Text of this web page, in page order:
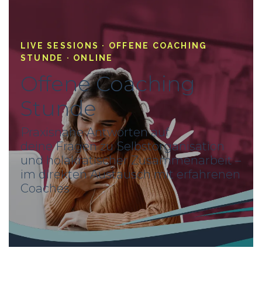
LIVE SESSIONS · OFFENE COACHING
STUNDE · ONLINE
Offene Coaching
Stunde
Praxisnahe Antworten auf
deine Fragen zu Selbstorganisation
und holakratischer Zusammenarbeit –
im direkten Austausch mit erfahrenen
Coaches